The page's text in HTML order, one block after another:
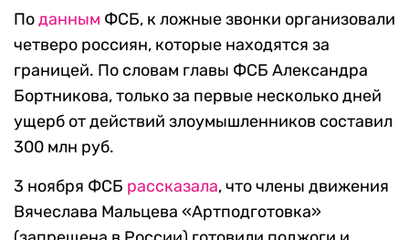
Поданным ФСБ, к ложные звонки организовали
четверо россиян, которые находятся за
границей. По словам главы ФСБ Александра
Бортникова, только за первые несколько дней
ущерб от действий злоумышленников составил
300 млн руб.
3 ноября ФСБ рассказала, что члены движения
Вячеслава Мальцева «Артподготовка»